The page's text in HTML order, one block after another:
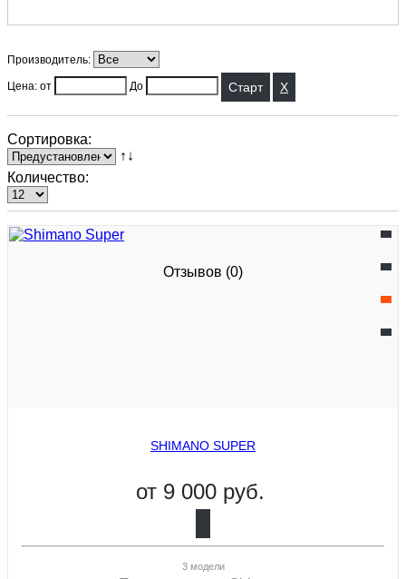
Производитель:
Цена: от До X
Сортировка:
↑↓
Количество:
Отзывов (0)
SHIMANO SUPER
от 9 000 руб.
3 модели